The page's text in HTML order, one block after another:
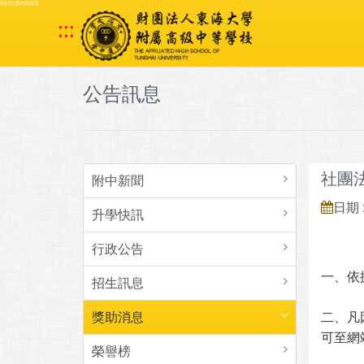
跳到主要內容區塊
:::
公告訊息
附中新聞
升學快訊
行政公告
招生訊息
獎助消息
榮譽榜
社團
日期
一、依
二、凡
可至網